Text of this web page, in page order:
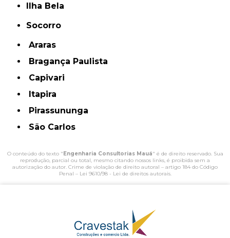
Ilha Bela
Socorro
Araras
Bragança Paulista
Capivari
Itapira
Pirassununga
São Carlos
O conteúdo do texto "Engenharia Consultorias Mauá" é de direito reservado. Sua
reprodução, parcial ou total, mesmo citando nossos links, é proibida sem a
autorização do autor. Crime de violação de direito autoral – artigo 184 do Código
Penal – Lei 9610/98 - Lei de direitos autorais.